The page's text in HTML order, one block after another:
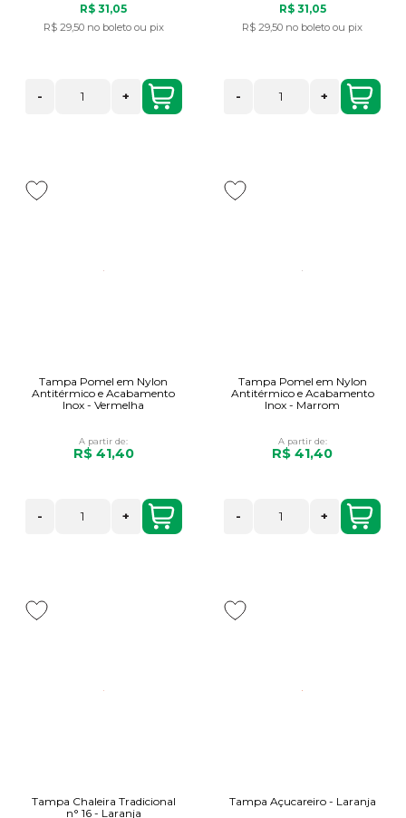
R$ 31,05
R$ 29,50 no boleto ou pix
- +
R$ 31,05
R$ 29,50 no boleto ou pix
- +
Tampa Pomel em Nylon
Antitérmico e Acabamento
Inox - Vermelha
A partir de:
R$ 41,40
- +
Tampa Pomel em Nylon
Antitérmico e Acabamento
Inox - Marrom
A partir de:
R$ 41,40
- +
Tampa Chaleira Tradicional
n° 16 - Laranja
Tampa Açucareiro - Laranja